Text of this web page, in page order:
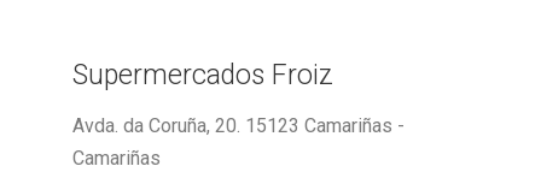
Supermercados Froiz
Avda. da Coruña, 20. 15123 Camariñas -
Camariñas